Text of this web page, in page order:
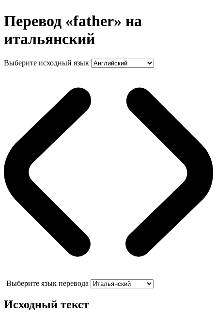
Перевод «father» на
итальянский
Выберите исходный язык
Выберите язык перевода
Исходный текст